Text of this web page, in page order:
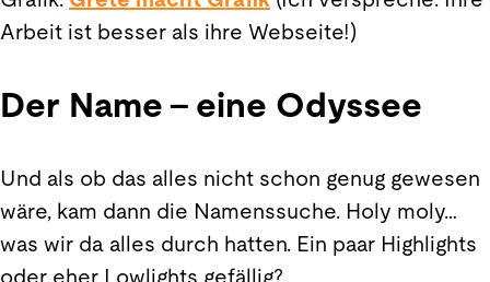
Arbeit ist besser als ihre Webseite!)
Der Name – eine Odyssee
Und als ob das alles nicht schon genug gewesen
wäre, kam dann die Namenssuche. Holy moly…
was wir da alles durch hatten. Ein paar Highlights
oder eher Lowlights gefällig?